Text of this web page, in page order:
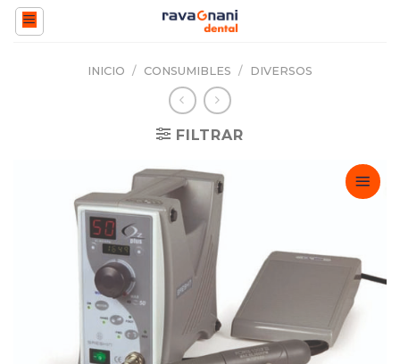
Saltar
INICIO / CONSUMIBLES / DIVERSOS
FILTRAR